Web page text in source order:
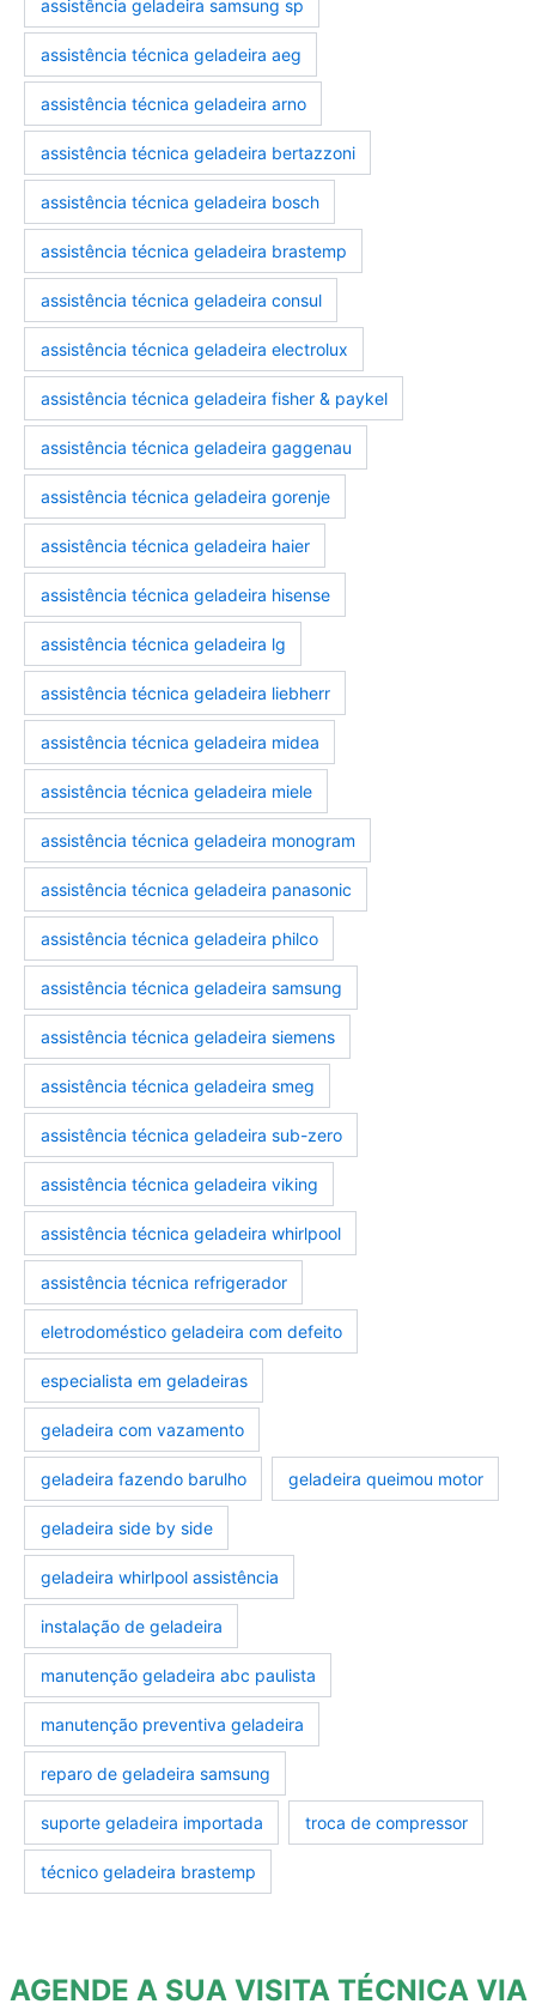
assistência geladeira samsung sp
assistência técnica geladeira aeg
assistência técnica geladeira arno
assistência técnica geladeira bertazzoni
assistência técnica geladeira bosch
assistência técnica geladeira brastemp
assistência técnica geladeira consul
assistência técnica geladeira electrolux
assistência técnica geladeira fisher & paykel
assistência técnica geladeira gaggenau
assistência técnica geladeira gorenje
assistência técnica geladeira haier
assistência técnica geladeira hisense
assistência técnica geladeira lg
assistência técnica geladeira liebherr
assistência técnica geladeira midea
assistência técnica geladeira miele
assistência técnica geladeira monogram
assistência técnica geladeira panasonic
assistência técnica geladeira philco
assistência técnica geladeira samsung
assistência técnica geladeira siemens
assistência técnica geladeira smeg
assistência técnica geladeira sub-zero
assistência técnica geladeira viking
assistência técnica geladeira whirlpool
assistência técnica refrigerador
eletrodoméstico geladeira com defeito
especialista em geladeiras
geladeira com vazamento
geladeira fazendo barulho geladeira queimou motor
geladeira side by side
geladeira whirlpool assistência
instalação de geladeira
manutenção geladeira abc paulista
manutenção preventiva geladeira
reparo de geladeira samsung
suporte geladeira importada troca de compressor
técnico geladeira brastemp
AGENDE A SUA VISITA TÉCNICA VIA